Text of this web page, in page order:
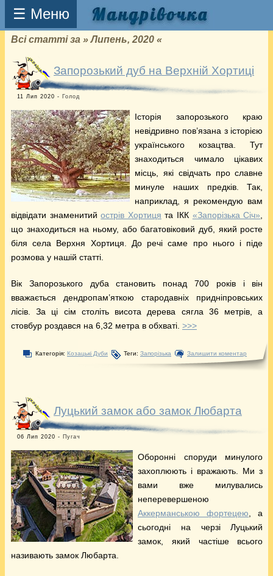
☰ Меню
Всі статті за » Липень, 2020 «
Запорозький дуб на Верхній Хортиці
11 Лип 2020 - Голод
Історія запорозького краю
невідривно пов’язана з історією
українського козацтва. Тут
знаходиться чимало цікавих
місць, які свідчать про славне
минуле наших предків. Так,
наприклад, я рекомендую вам
відвідати знаменитийострів Хортиця та ІКК «Запорізька Січ»
що знаходиться на ньому, або багатовіковий дуб, який росте
біля села Верхня Хортиця. До речі саме про нього і піде
розмова у нашій статті.
Вік Запорозького дуба становить понад 700 років і він
вважається дендропам’яткою стародавніх придніпровських
лісів. За ці сім століть висота дерева сягла 36 метрів, а
стовбур роздався на 6,32 метра в обхваті. >>>
Категорія: Козацькі Дуби Теги: Запорізька Залишити коментар
Луцький замок або замок Любарта
06 Лип 2020 - Пугач
Оборонні споруди минулого
захоплюють і вражають. Ми з
вами вже милувались
неперевершеною
Аккерманською фортецею , а
сьогодні на черзі Луцький
замок, який частіше всього
називають замок Любарта.